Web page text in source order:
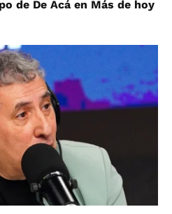
de De Acá en Más de hoy